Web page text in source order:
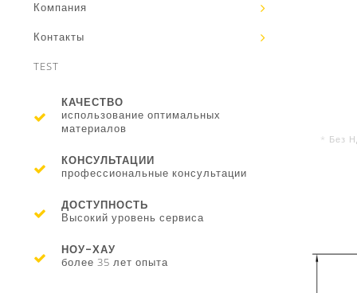
Компания
Контакты
TEST
КАЧЕСТВО
использование оптимальных
материалов
КОНСУЛЬТАЦИИ
профессиональные консультации
ДОСТУПНОСТЬ
Высокий уровень сервиса
НОУ-ХАУ
более 35 лет опыта
* Без